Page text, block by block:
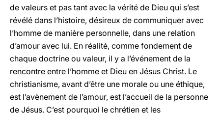
de valeurs et pas tant avec la vérité de Dieu qui s’est
révélé dans l’histoire, désireux de communiquer avec
l’homme de manière personnelle, dans une relation
d’amour avec lui. En réalité, comme fondement de
chaque doctrine ou valeur, il y a l’événement de la
rencontre entre l’homme et Dieu en Jésus Christ. Le
christianisme, avant d’être une morale ou une éthique,
est l’avènement de l’amour, est l’accueil de la personne
de Jésus. C’est pourquoi le chrétien et les